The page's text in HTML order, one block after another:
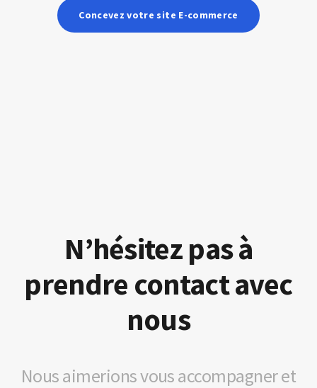
Concevez votre site E-commerce
N’hésitez pas à
prendre contact avec
nous
Nous aimerions vous accompagner et